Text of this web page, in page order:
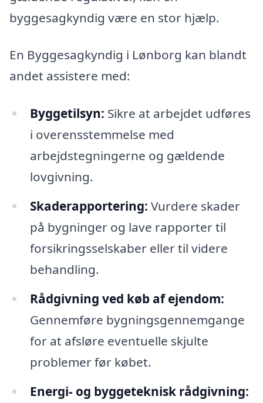
byggesagkyndig være en stor hjælp.
En Byggesagkyndig i Lønborg kan blandt
andet assistere med:
Byggetilsyn: Sikre at arbejdet udføres
i overensstemmelse med
arbejdstegningerne og gældende
lovgivning.
Skaderapportering: Vurdere skader
på bygninger og lave rapporter til
forsikringsselskaber eller til videre
behandling.
Rådgivning ved køb af ejendom:
Gennemføre bygningsgennemgange
for at afsløre eventuelle skjulte
problemer før købet.
Energi- og byggeteknisk rådgivning: